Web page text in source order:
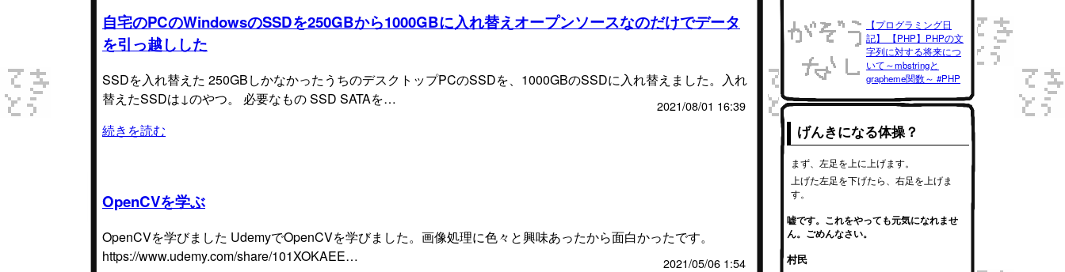
自宅のPCのWindowsのSSDを250GBから1000GBに入れ替えオープンソースなのだけでデータ
を引っ越しした
SSDを入れ替えた 250GBしかなかったうちのデスクトップPCのSSDを、1000GBのSSDに入れ替えました。入れ
替えたSSDは↓のやつ。 必要なもの SSD SATAを…
2021/08/01 16:39
続きを読む
OpenCVを学ぶ
OpenCVを学びました UdemyでOpenCVを学びました。画像処理に色々と興味あったから面白かったです。
https://www.udemy.com/share/101XOKAEE…
2021/05/06 1:54
【プログラミング日
記】 【PHP】PHPの文
字列に対する将来につ
いて～mbstringと
grapheme関数～ #PHP
げんきになる体操？
まず、左足を上に上げます。
上げた左足を下げたら、右足を上げま
す。
嘘です。これをやっても元気になれませ
ん。ごめんなさい。
村民